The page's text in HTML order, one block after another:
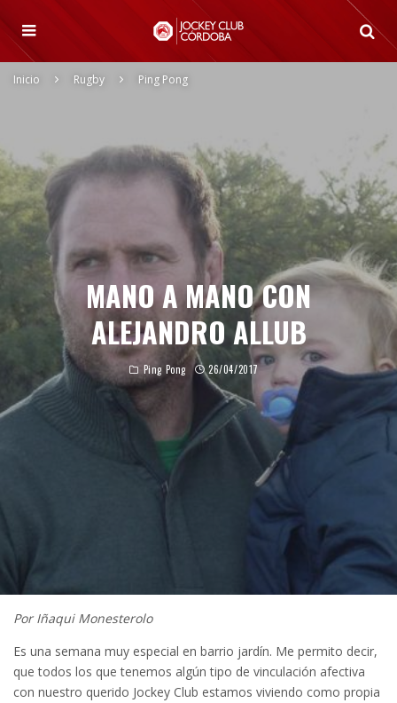
Inicio Rugby Ping Pong
MANO A MANO CON
ALEJANDRO ALLUB
Ping Pong 26/04/2017
Por Iñaqui Monesterolo
Es una semana muy especial en barrio jardín. Me permito decir,
que todos los que tenemos algún tipo de vinculación afectiva
con nuestro querido Jockey Club estamos viviendo como propia